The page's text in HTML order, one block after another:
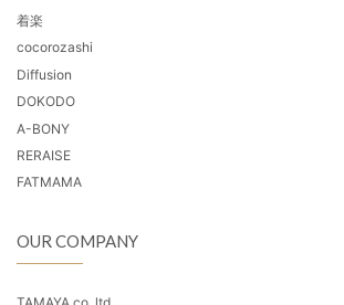
着楽
cocorozashi
Diffusion
DOKODO
A-BONY
RERAISE
FATMAMA
OUR COMPANY